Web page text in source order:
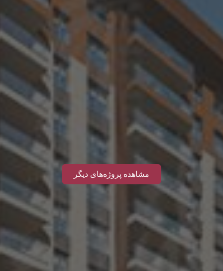
مشاهده پروژه‌های دیگر